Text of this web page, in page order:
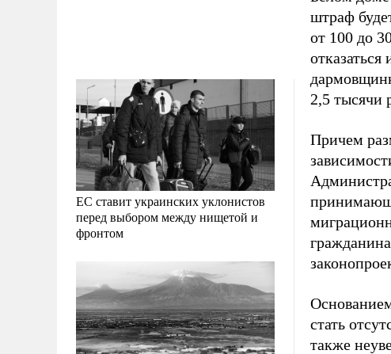
ЕС ставит украинских уклонистов
перед выбором между нищетой и
фронтом
штраф
от 100 до
2,5 тысячи
Причем
стать
также